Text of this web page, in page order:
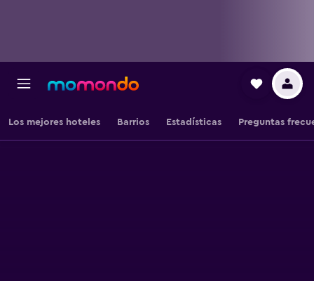
Los mejores hoteles Barrios Estadísticas Preguntas